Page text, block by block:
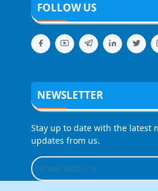
FOLLOW US
NEWSLETTER
Stay up to date with the latest
updates from us.